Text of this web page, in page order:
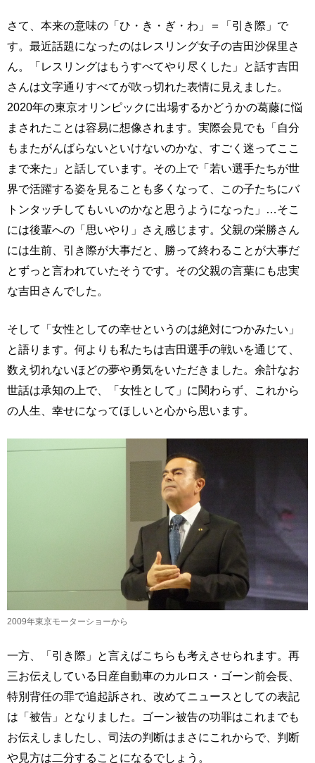
さて、本来の意味の「ひ・き・ぎ・わ」＝「引き際」で
す。最近話題になったのはレスリング女子の吉田沙保里さ
ん。「レスリングはもうすべてやり尽くした」と話す吉田
さんは文字通りすべてが吹っ切れた表情に見えました。
2020年の東京オリンピックに出場するかどうかの葛藤に悩
まされたことは容易に想像されます。実際会見でも「自分
もまたがんばらないといけないのかな、すごく迷ってここ
まで来た」と話しています。その上で「若い選手たちが世
界で活躍する姿を見ることも多くなって、この子たちにバ
トンタッチしてもいいのかなと思うようになった」…そこ
には後輩への「思いやり」さえ感じます。父親の栄勝さん
には生前、引き際が大事だと、勝って終わることが大事だ
とずっと言われていたそうです。その父親の言葉にも忠実
な吉田さんでした。
そして「女性としての幸せというのは絶対につかみたい」
と語ります。何よりも私たちは吉田選手の戦いを通じて、
数え切れないほどの夢や勇気をいただきました。余計なお
世話は承知の上で、「女性として」に関わらず、これから
の人生、幸せになってほしいと心から思います。
2009年東京モーターショーから
一方、「引き際」と言えばこちらも考えさせられます。再
三お伝えしている日産自動車のカルロス・ゴーン前会長、
特別背任の罪で追起訴され、改めてニュースとしての表記
は「被告」となりました。ゴーン被告の功罪はこれまでも
お伝えしましたし、司法の判断はまさにこれからで、判断
や見方は二分することになるでしょう。